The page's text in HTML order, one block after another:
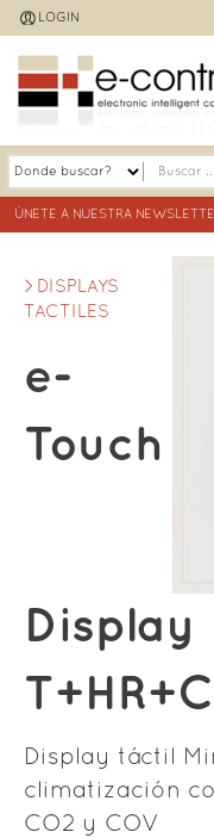
Jump
to
navigation
LOGIN
ÚNETE A NUESTRA
DISPLAYS
TACTILES
e-
Touch
Display
Display táctil
climatización
CO2 y COV